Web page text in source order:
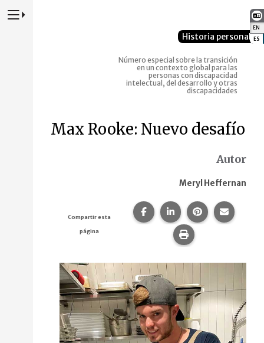
EN
ES
Presione para alternar la navegación principal del sitio web
Historia personal
Número especial sobre la transición
en un contexto global para las
personas con discapacidad
intelectual, del desarrollo y otras
discapacidades
Max Rooke: Nuevo desafío
Autor
Meryl Heffernan
Compartir esta
página
Compartir esta página en
Compartir esta
Compartir
Imprime esta